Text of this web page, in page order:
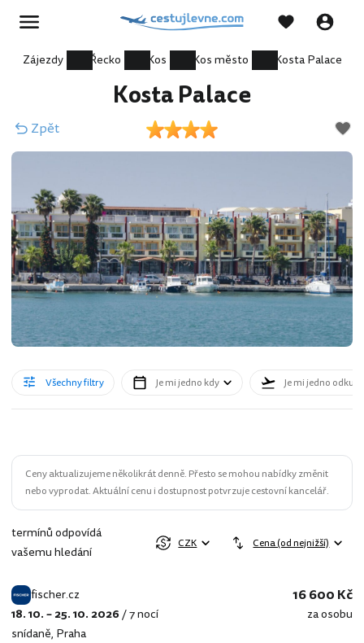
Zájezdy Řecko Kos Kos město Kosta Palace
Kosta Palace
Zpět
Všechny filtry Je mi jedno kdy Je mi jedno odkud
Ceny aktualizujeme několikrát denně. Přesto se mohou nabídky změnit
nebo vyprodat. Aktuální cenu i dostupnost potvrzuje cestovní kancelář.
termínů odpovídá
vašemu hledání
CZK Cena (od nejnižší)
fischer.cz
fischer.cz
18. 10. – 25. 10. 2026/7 nocí
snídaně, Praha
16 600 Kč
za osobu